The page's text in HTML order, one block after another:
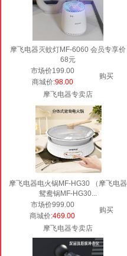
摩飞电器灭蚊灯MF-6060 会员专享价
68元
市场价199.00
购买
商城价:98.00
摩飞电器专卖店
摩飞电器电火锅MF-HG30 （摩飞电器
鸳鸯锅MF-HG30...
市场价999.00
购买
商城价:469.00
摩飞电器专卖店